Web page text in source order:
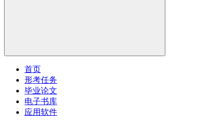
首页
形考任务
毕业论文
电子书库
应用软件